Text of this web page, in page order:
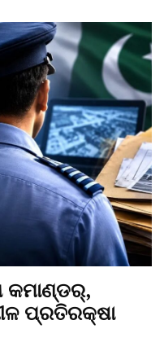
କମାଣ୍ଡର୍,
ପ୍ରତିରକ୍ଷା